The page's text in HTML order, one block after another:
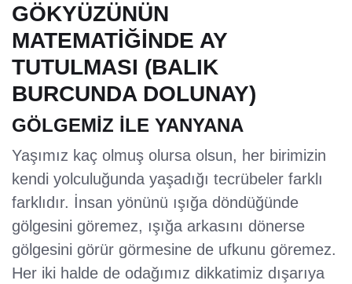
GÖKYÜZÜNÜN
MATEMATİĞİNDE AY
TUTULMASI (BALIK
BURCUNDA DOLUNAY)
GÖLGEMİZ İLE YANYANA
Yaşımız kaç olmuş olursa olsun, her birimizin
kendi yolculuğunda yaşadığı tecrübeler farklı
farklıdır. İnsan yönünü ışığa döndüğünde
gölgesini göremez, ışığa arkasını dönerse
gölgesini görür görmesine de ufkunu göremez.
Her iki halde de odağımız dikkatimiz dışarıya